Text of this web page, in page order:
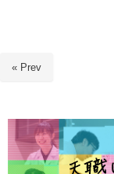
« Prev